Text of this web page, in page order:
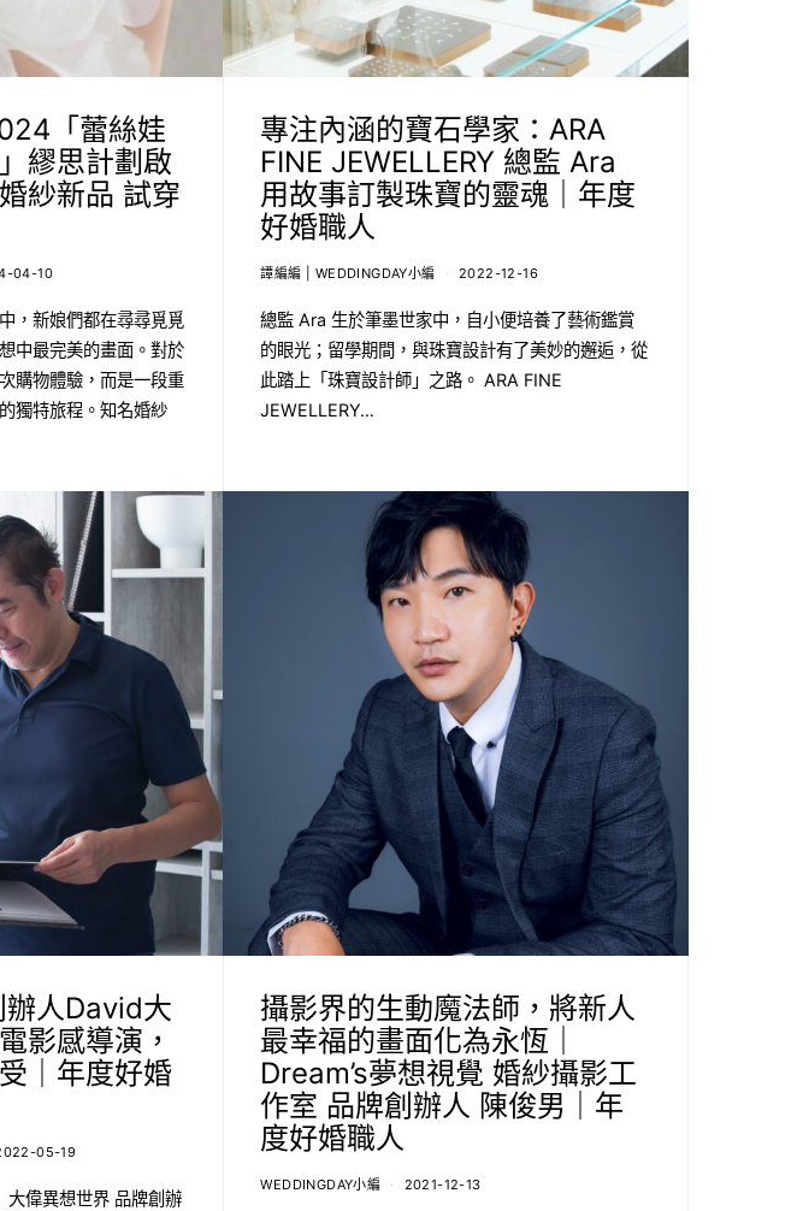
「蕾絲娃
繆思計劃啟
紗新品 試穿
04-10
，新娘們都在尋尋覓覓
中最完美的畫面。對於
購物體驗，而是一段重
獨特旅程。知名婚紗
專注內涵的寶石學家：ARA
FINE JEWELLERY 總監 Ara
用故事訂製珠寶的靈魂｜年度
好婚職人
譚編編 | WEDDINGDAY小編 2022-12-16
總監 Ara 生於筆墨世家中，自小便培養了藝術鑑賞
的眼光；留學期間，與珠寶設計有了美妙的邂逅，從
此踏上「珠寶設計師」之路。 ARA FINE
JEWELLERY…
人David大
影感導演，
｜年度好婚
05-19
大偉異想世界 品牌創辦
攝影界的生動魔法師，將新人
最幸福的畫面化為永恆｜
Dream’s夢想視覺 婚紗攝影工
作室 品牌創辦人 陳俊男｜年
度好婚職人
WEDDINGDAY小編 2021-12-13